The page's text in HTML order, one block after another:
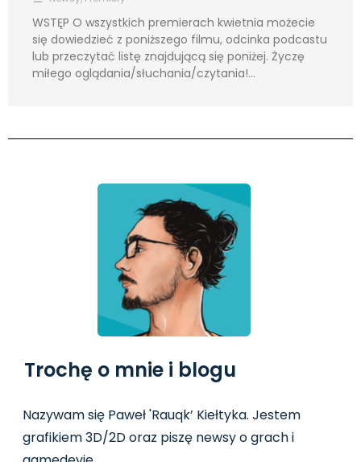
WSTĘP O wszystkich premierach kwietnia możecie
się dowiedzieć z poniższego filmu, odcinka podcastu
lub przeczytać listę znajdującą się poniżej. Życzę
miłego oglądania/słuchania/czytania!...
Trochę o mnie i blogu
Nazywam się Paweł 'Rauqk’ Kiełtyka. Jestem
grafikiem 3D/2D oraz piszę newsy o grach i